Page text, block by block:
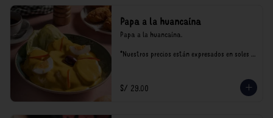
Papa a la huancaína
Papa a la huancaína.
*Nuestros precios están expresados en soles e
S/ 29.00